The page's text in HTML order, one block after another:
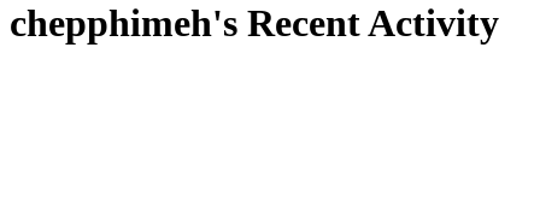
chepphimeh's Recent Activity